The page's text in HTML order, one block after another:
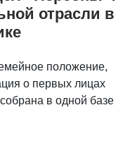
отрасли в
положение,
о первых лицах
в одной базе